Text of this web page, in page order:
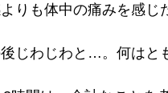
りも体中の痛みを感じ
じわじわと…。何はと